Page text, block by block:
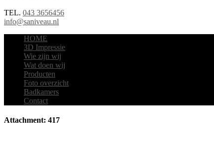
TEL. 043 3656456
info@saniveau.nl
HOME
3D Impressie
Wie zijn wij
Wat doen wij
Producten
Foto overzicht
Badkamers
Contact
Attachment: 417